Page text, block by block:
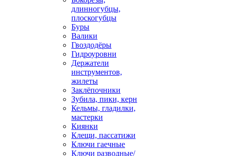
длинногубцы,
плоскогубцы
Буры
Валики
Гвоздодёры
Гидроуровни
Держатели
инструментов,
жилеты
Заклёпочники
Зубила, пики, керн
Кельмы, гладилки,
мастерки
Киянки
Клещи, пассатижи
Ключи гаечные
Ключи разводные/